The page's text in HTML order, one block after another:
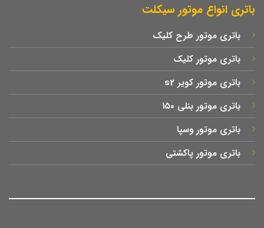
باتری انواع موتور سیکلت
باتری موتور طرح کلیک
باتری موتور کلیک
باتری موتور کویر s2
باتری موتور بنلی ۱۵۰
باتری موتور وسپا
باتری موتور پاکشتی